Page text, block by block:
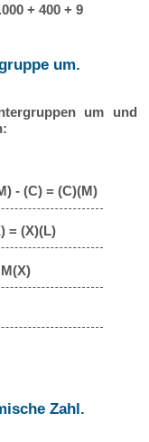
+ 400 + 9
um.
um und
- (C) = (C)(M)
= (X)(L)
Zahl.